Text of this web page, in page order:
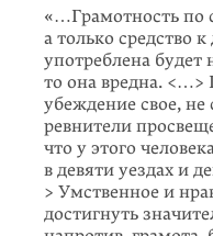
«…Грамотность по
а только средство
употреблена бу­дет
то она вредна. <…>
убеждение свое, не
ревнители
что у это­го
в девяти уездах и
> Умственное и
достиг­нуть